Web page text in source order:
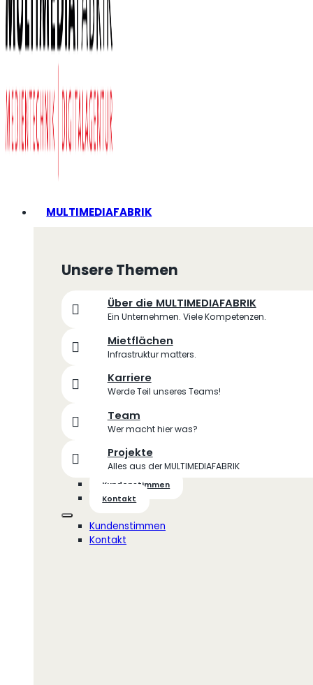
MULTIMEDIAFABRIK
Unsere Themen
Über die MULTIMEDIAFABRIK
Ein Unternehmen. Viele Kompetenzen.
Mietflächen
Infrastruktur matters.
Karriere
Werde Teil unseres Teams!
Team
Wer macht hier was?
Projekte
Alles aus der MULTIMEDIAFABRIK
Kundenstimmen
Kontakt
Kundenstimmen
Kontakt